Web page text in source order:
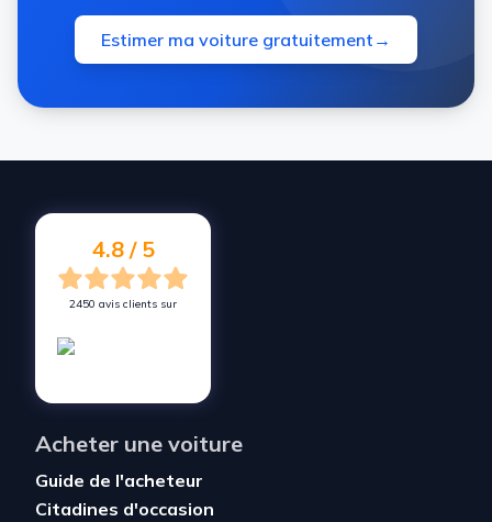
Estimer ma voiture gratuitement →
4.8 / 5
2450 avis clients sur
Acheter une voiture
Guide de l'acheteur
Citadines d'occasion